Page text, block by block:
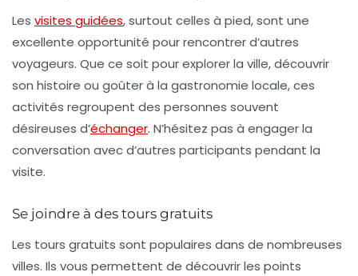
Les visites guidées, surtout celles à pied, sont une
excellente opportunité pour rencontrer d’autres
voyageurs. Que ce soit pour explorer la ville, découvrir
son histoire ou goûter à la gastronomie locale, ces
activités regroupent des personnes souvent
désireuses d’échanger. N’hésitez pas à engager la
conversation avec d’autres participants pendant la
visite.
Se joindre à des tours gratuits
Les tours gratuits sont populaires dans de nombreuses
villes. Ils vous permettent de découvrir les points